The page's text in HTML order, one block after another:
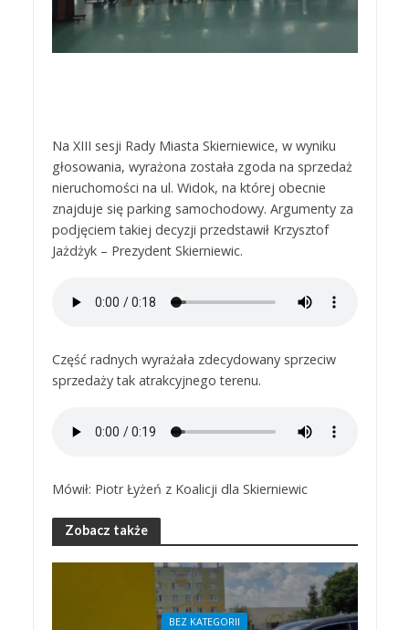
Na XIII sesji Rady Miasta Skierniewice, w wyniku
głosowania, wyrażona została zgoda na sprzedaż
nieruchomości na ul. Widok, na której obecnie
znajduje się parking samochodowy. Argumenty za
podjęciem takiej decyzji przedstawił Krzysztof
Jażdżyk – Prezydent Skierniewic.
Część radnych wyrażała zdecydowany sprzeciw
sprzedaży tak atrakcyjnego terenu.
Mówił: Piotr Łyżeń z Koalicji dla Skierniewic
Zobacz także
BEZ KATEGORII